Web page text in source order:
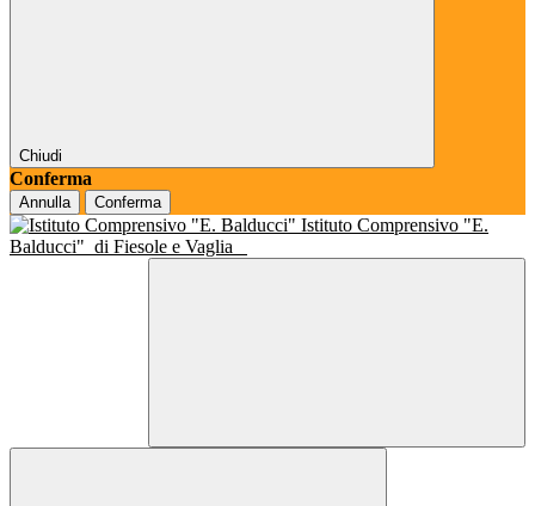
Chiudi
Conferma
Annulla Conferma
Istituto Comprensivo "E.
Balducci" di Fiesole e Vaglia